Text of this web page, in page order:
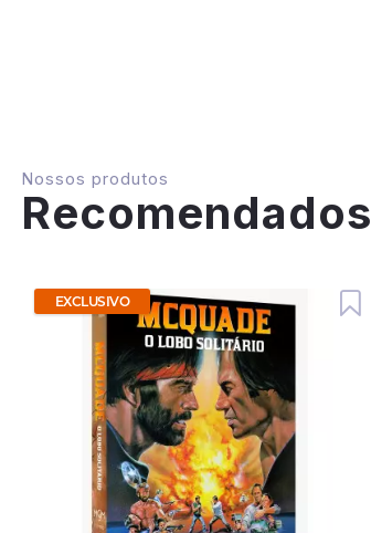
Nossos produtos
Recomendados
EXCLUSIVO